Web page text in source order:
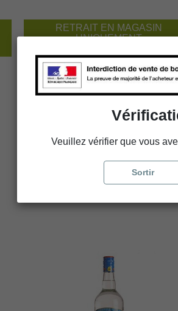
RETRAIT EN MAGASIN
UNIQUEMENT
Rhum - Bacardi - 37,5° - 1
26,99 €
Ajouter au panier
Veuillez vérifier que vous
Sortir